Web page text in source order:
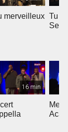
merveilleux Tu
16 min